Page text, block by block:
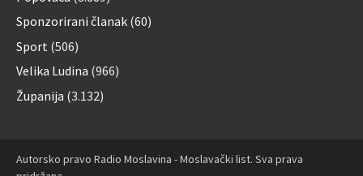
Sponzorirani članak (60)
Sport (506)
Velika Ludina (966)
Županija (3.132)
Autorsko pravo Radio Moslavina - Moslavački list. Sva prava